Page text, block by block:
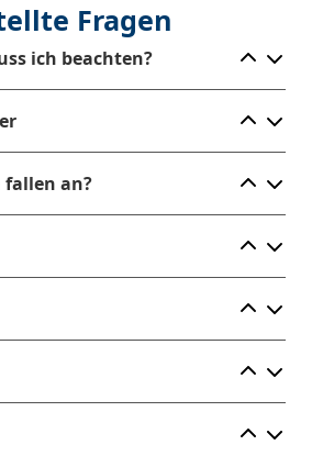
Fragen
ich beachten?
fallen an?